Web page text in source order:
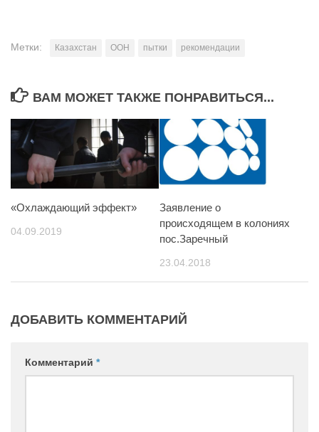
Метки: Казахстан ООН пытки рекомендации
ВАМ МОЖЕТ ТАКЖЕ ПОНРАВИТЬСЯ...
«Охлаждающий эффект»
04.09.2019
Заявление о
происходящем в колониях
пос.Заречный
23.04.2018
ДОБАВИТЬ КОММЕНТАРИЙ
Комментарий *